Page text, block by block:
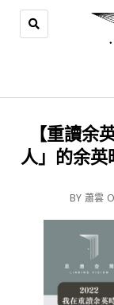
【重讀余
人」的余
BY 蕭雲